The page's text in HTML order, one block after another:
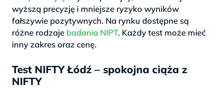
wyższą precyzję i mniejsze ryzyko wyników
fałszywie pozytywnych. Na rynku dostępne są
różne rodzaje badania NIPT. Każdy test może mieć
inny zakres oraz cenę.
Test NIFTY Łódź – spokojna ciąża z
NIFTY